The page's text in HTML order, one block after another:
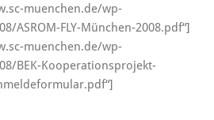
muenchen.de/wp-
ASROM-FLY-München-2008.pdf“]
muenchen.de/wp-
BEK-Kooperationsprojekt-